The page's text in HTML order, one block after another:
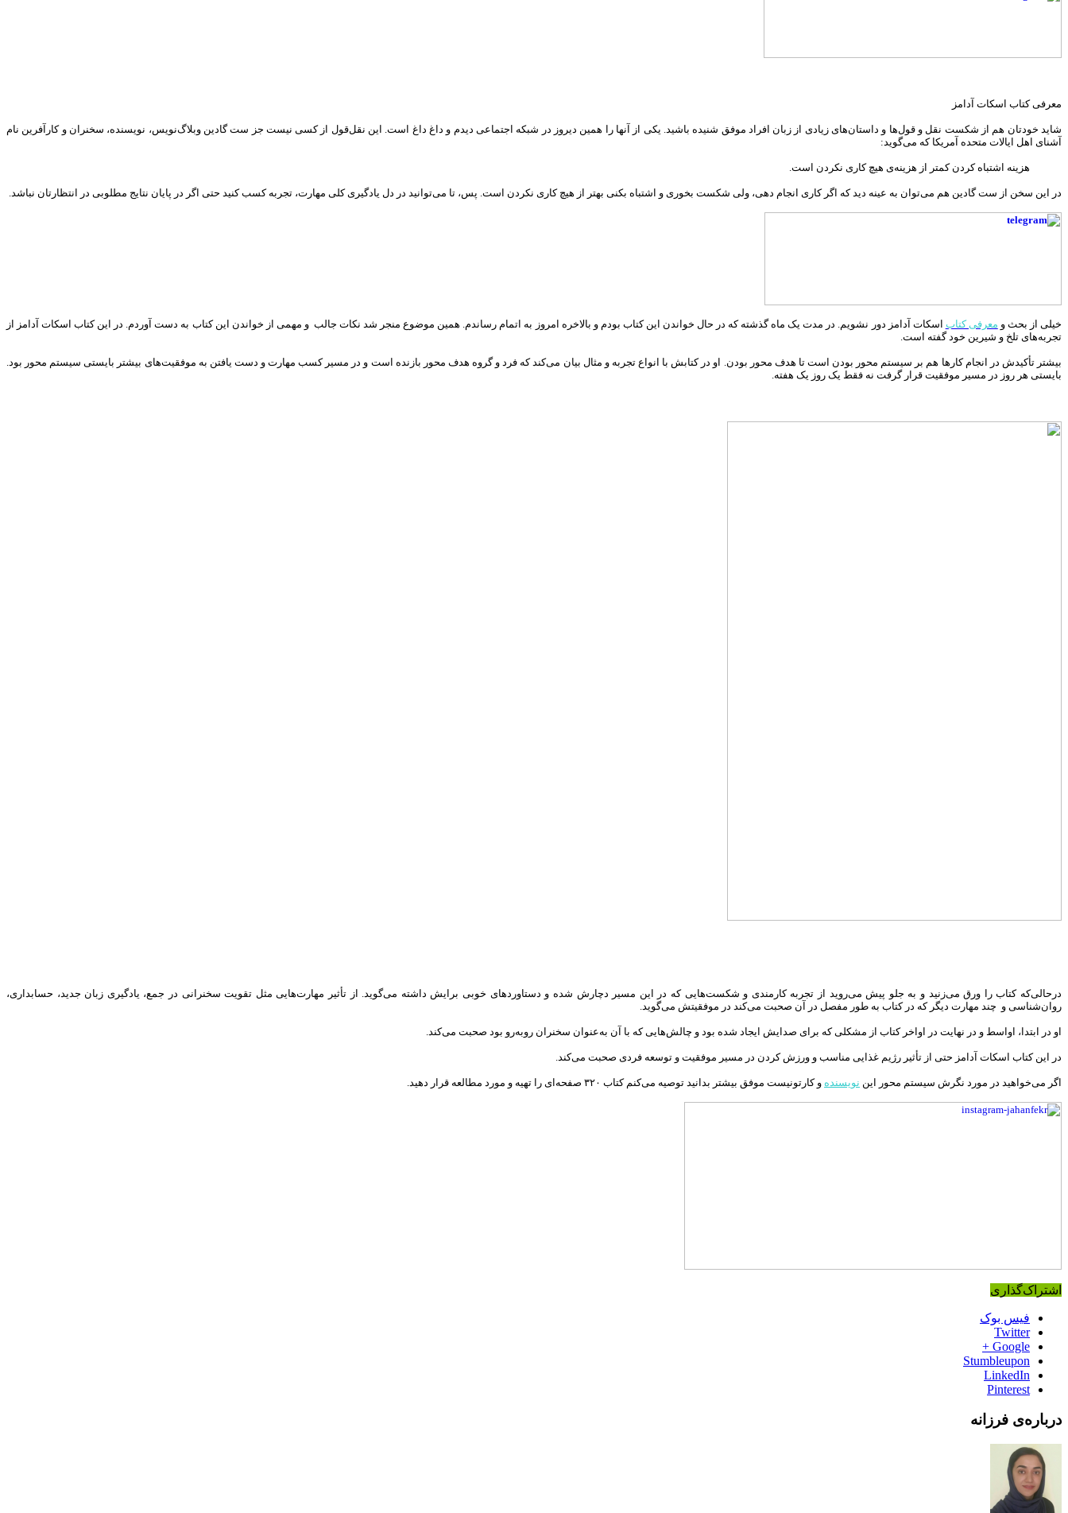
معرفی کتاب اسکات آدامز
شاید خودتان هم از شکست نقل و قول‌ها و داستان‌های زیادی از زبان افراد موفق شنیده باشید. یکی از آنها را همین دیروز در شبکه اجتماعی دیدم و داغ داغ است. این نقل‌قول از کسی نیست جز ست گادین وبلاگ‌نویس، نویسنده، سخنران و کارآفرین نام
آشنای اهل ایالات متحده آمریکا که می‌گوید:
هزینه اشتباه کردن کمتر از هزینه‌ی هیچ کاری نکردن است.
در این سخن از ست گادین هم می‌توان به عینه دید که اگر کاری انجام دهی، ولی شکست بخوری و اشتباه بکنی بهتر از هیچ کاری نکردن است. پس، تا می‌توانید در دل یادگیری کلی مهارت، تجربه کسب کنید حتی اگر در پایان نتایج مطلوبی در انتظارتان نباشد.
خیلی از بحث و معرفی کتاب اسکات آدامز دور نشویم. در مدت یک ماه گذشته که در حال خواندن این کتاب بودم و بالاخره امروز به اتمام رساندم. همین موضوع منجر شد نکات جالب و مهمی از خواندن این کتاب به دست آوردم. در این کتاب اسکات آدامز از
تجربه‌های تلخ و شیرین خود گفته است.
بیشتر تأکیدش در انجام کارها هم بر سیستم محور بودن است تا هدف محور بودن. او در کتابش با انواع تجربه و مثال بیان می‌کند که فرد و گروه هدف محور بازنده است و در مسیر کسب مهارت و دست یافتن به موفقیت‌های بیشتر بایستی سیستم محور بود.
بایستی هر روز در مسیر موفقیت قرار گرفت نه فقط یک روز یک هفته.
درحالی‌که کتاب را ورق می‌زنید و به جلو پیش می‌روید از تجربه کارمندی و شکست‌هایی که در این مسیر دچارش شده و دستاوردهای خوبی برایش داشته می‌گوید. از تأثیر مهارت‌هایی مثل تقویت سخنرانی در جمع، یادگیری زبان جدید، حسابداری،
روان‌شناسی و چند مهارت دیگر که در کتاب به طور مفصل در آن صحبت می‌کند در موفقیتش می‌گوید.
او در ابتدا، اواسط و در نهایت در اواخر کتاب از مشکلی که برای صدایش ایجاد شده بود و چالش‌هایی که با آن به‌عنوان سخنران روبه‌رو بود صحبت می‌کند.
در این کتاب اسکات آدامز حتی از تأثیر رژیم غذایی مناسب و ورزش کردن در مسیر موفقیت و توسعه فردی صحبت می‌کند.
اگر می‌خواهید در مورد نگرش سیستم محور این نویسنده و کارتونیست موفق بیشتر بدانید توصیه می‌کنم کتاب ۳۲۰ صفحه‌ای را تهیه و مورد مطالعه قرار دهید.
اشتراک‌گذاری
فیس بوک
Twitter
Google +
Stumbleupon
LinkedIn
Pinterest
درباره‌ی فرزانه